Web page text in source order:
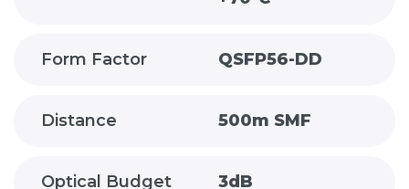
Form Factor QSFP56-DD
Distance 500m SMF
Optical Budget 3dB